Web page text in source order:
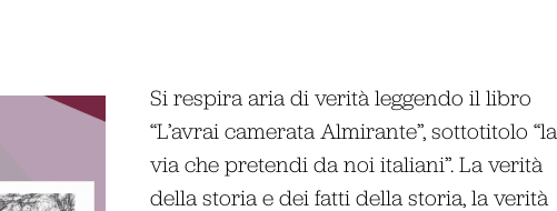
Si respira aria di verità leggendo il libro
“L’avrai camerata Almirante”, sottotitolo “la
via che pretendi da noi italiani”. La verità
della storia e dei fatti della storia, la verità